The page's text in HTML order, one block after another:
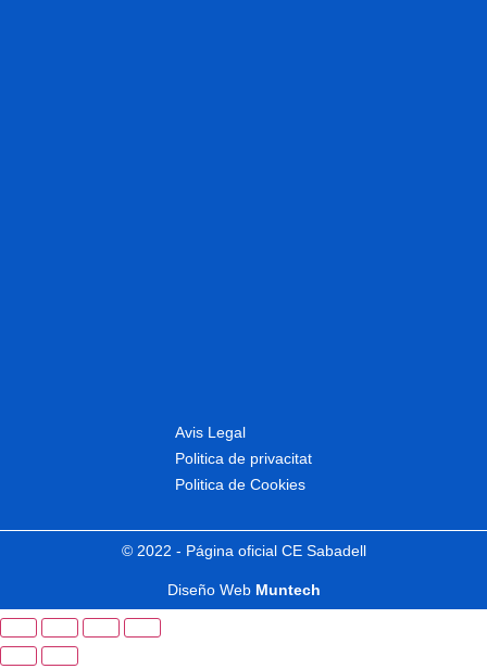
Avis Legal
Politica de privacitat
Politica de Cookies
© 2022 - Página oficial CE Sabadell
Diseño Web Muntech